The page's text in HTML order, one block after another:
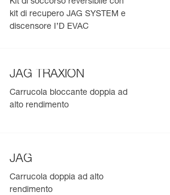
Kit di soccorso reversibile con
kit di recupero JAG SYSTEM e
discensore I’D EVAC
JAG TRAXION
Carrucola bloccante doppia ad
alto rendimento
JAG
Carrucola doppia ad alto
rendimento